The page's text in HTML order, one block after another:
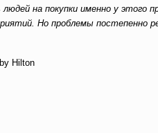
на покупки именно у этого
Но проблемы постепенно
Hilton